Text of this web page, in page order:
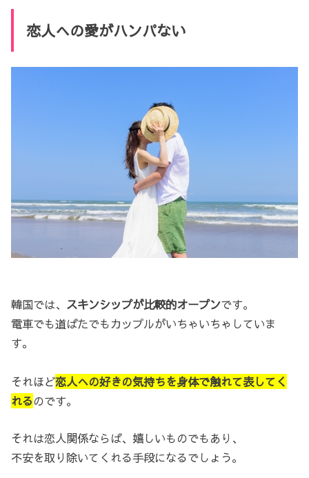
恋人への愛がハンパない
韓国では、 スキンシップが比較的オープンです。
電車でも道ばたでもカップルがいちゃいちゃしていま
す。
それほど恋人への好きの気持ちを身体で触れて表してく
れるのです。
それは恋人関係ならば、嬉しいものでもあり、
不安を取り除いてくれる手段になるでしょう。